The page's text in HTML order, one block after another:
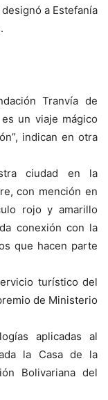
a Estefanía
Tranvía de
un viaje mágico
indican en otra
ciudad en la
con mención en
rojo y amarillo
conexión con la
que hacen parte
turístico del
de Ministerio
aplicadas al
la Casa de la
Bolivariana del